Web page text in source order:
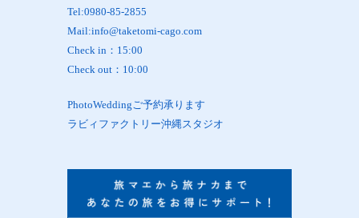
Tel:0980-85-2855
Mail:info@taketomi-cago.com
Check in：15:00
Check out：10:00
PhotoWeddingご予約承ります
ラビィファクトリー沖縄スタジオ